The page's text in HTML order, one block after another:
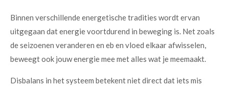
Binnen verschillende energetische tradities wordt ervan
uitgegaan dat energie voortdurend in beweging is. Net zoals
de seizoenen veranderen en eb en vloed elkaar afwisselen,
beweegt ook jouw energie mee met alles wat je meemaakt.
Disbalans in het systeem betekent niet direct dat iets mis